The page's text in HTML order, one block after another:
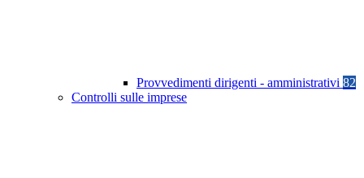
Provvedimenti dirigenti - amministrativi 82
Controlli sulle imprese